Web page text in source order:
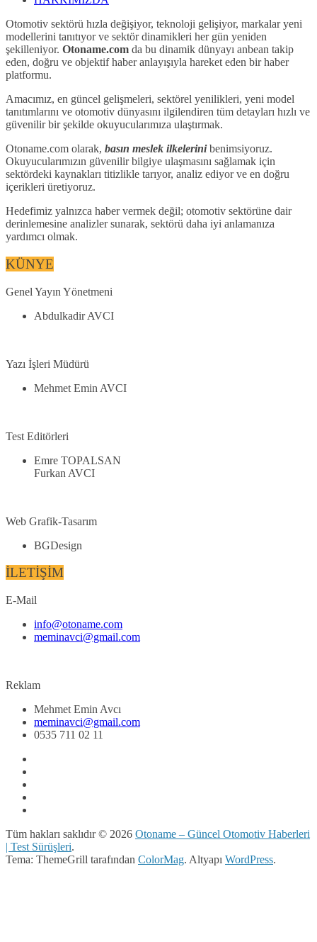
Otomotiv sektörü hızla değişiyor, teknoloji gelişiyor, markalar yeni
modellerini tanıtıyor ve sektör dinamikleri her gün yeniden
şekilleniyor. Otoname.com da bu dinamik dünyayı anbean takip
eden, doğru ve objektif haber anlayışıyla hareket eden bir haber
platformu.
Amacımız, en güncel gelişmeleri, sektörel yenilikleri, yeni model
tanıtımlarını ve otomotiv dünyasını ilgilendiren tüm detayları hızlı ve
güvenilir bir şekilde okuyucularımıza ulaştırmak.
Otoname.com olarak, basın meslek ilkelerinibenimsiyoruz.
Okuyucularımızın güvenilir bilgiye ulaşmasını sağlamak için
sektördeki kaynakları titizlikle tarıyor, analiz ediyor ve en doğru
içerikleri üretiyoruz.
Hedefimiz yalnızca haber vermek değil; otomotiv sektörüne dair
derinlemesine analizler sunarak, sektörü daha iyi anlamanıza
yardımcı olmak.
KÜNYE
Genel Yayın Yönetmeni
Abdulkadir AVCI
Yazı İşleri Müdürü
Mehmet Emin AVCI
Test Editörleri
Emre TOPALSAN
Furkan AVCI
Web Grafik-Tasarım
BGDesign
İLETİŞİM
E-Mail
info@otoname.com
meminavci@gmail.com
Reklam
Mehmet Emin Avcı
meminavci@gmail.com
0535 711 02 11
Tüm hakları saklıdır © 2026 Otoname – Güncel Otomotiv Haberleri
| Test Sürüşleri.
Tema: ThemeGrill tarafından ColorMag. Altyapı WordPress.